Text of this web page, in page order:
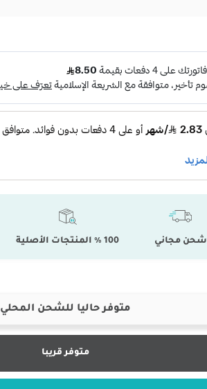
شحن مجاني 100 % المنتجات الأصلية
متوفر حاليا للشحن المحلي
متوفر قريبا